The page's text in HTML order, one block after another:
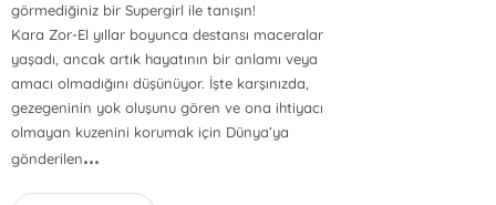
görmediğiniz bir Supergirl ile tanışın!
Kara Zor-El yıllar boyunca destansı maceralar
yaşadı, ancak artık hayatının bir anlamı veya
amacı olmadığını düşünüyor. İşte karşınızda,
gezegeninin yok oluşunu gören ve ona ihtiyacı
olmayan kuzenini korumak için Dünya’ya
gönderilen...